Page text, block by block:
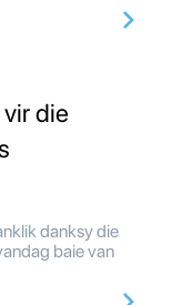
die
danksy die
baie van